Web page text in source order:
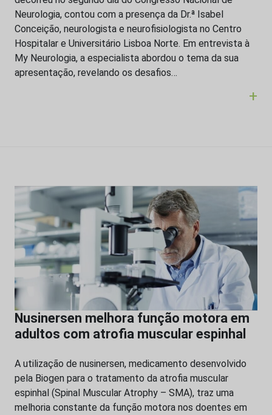
Neurologia, contou com a presença da Dr.ª Isabel
Conceição, neurologista e neurofisiologista no Centro
Hospitalar e Universitário Lisboa Norte. Em entrevista à
My Neurologia, a especialista abordou o tema da sua
apresentação, revelando os desafios…
+
Nusinersen melhora função motora em
adultos com atrofia muscular espinhal
A utilização de nusinersen, medicamento desenvolvido
pela Biogen para o tratamento da atrofia muscular
espinhal (Spinal Muscular Atrophy – SMA), traz uma
melhoria constante da função motora nos doentes em